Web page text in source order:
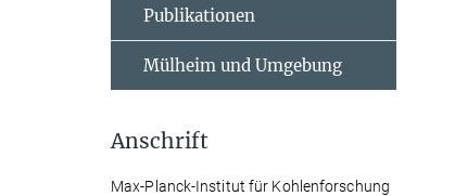
Publikationen
Mülheim und Umgebung
Anschrift
Max-Planck-Institut für Kohlenforschung